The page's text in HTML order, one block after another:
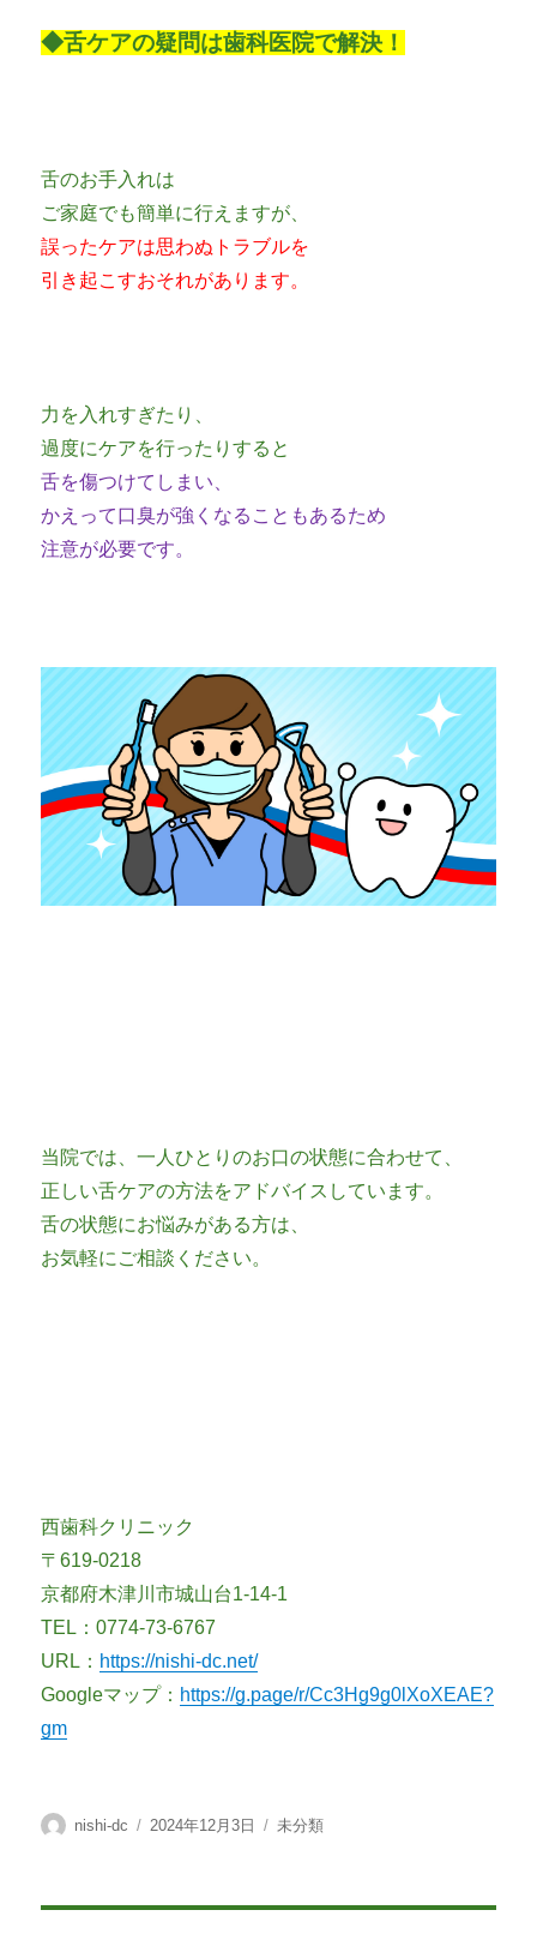
◆舌ケアの疑問は歯科医院で解決！
舌のお手入れは
ご家庭でも簡単に行えますが、
誤ったケアは思わぬトラブルを
引き起こすおそれがあります。
力を入れすぎたり、
過度にケアを行ったりすると
舌を傷つけてしまい、
かえって口臭が強くなることもあるため
注意が必要です。
当院では、一人ひとりのお口の状態に合わせて、
正しい舌ケアの方法をアドバイスしています。
舌の状態にお悩みがある方は、
お気軽にご相談ください。
西歯科クリニック
〒619-0218
京都府木津川市城山台1-14-1
TEL：0774-73-6767
URL： https://nishi-dc.net/
Googleマップ： https://g.page/r/Cc3Hg9g0lXoXEAE?
gm
投
nishi-dc
投
2024年12月3日
カ
未分類